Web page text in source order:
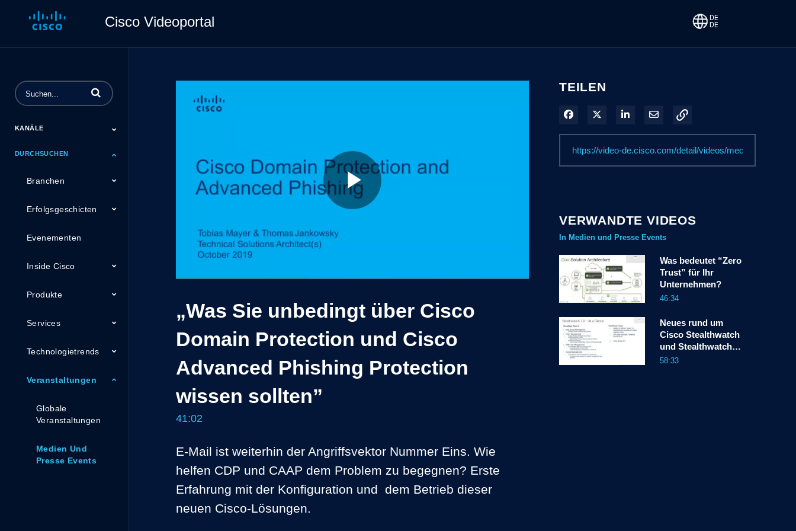
Cisco Videoportal
Begriffe eingeben, um nach Videos zu suchen
KANÄLE
Cisco Connect
DeutschlandDigital
Engage Webinare
Universities
DURCHSUCHEN
Branchen
Erfolgsgeschicten
Evenementen
Inside Cisco
Produkte
Services
Technologietrends
Veranstaltungen
Globale
Veranstaltungen
Medien Und
Presse Events
Play
„Was Sie unbedingt über Cisco
Domain Protection und Cisco
Advanced Phishing Protection
wissen sollten”
41:02
E-Mail ist weiterhin der Angriffsvektor Nummer Eins. Wie
helfen CDP und CAAP dem Problem zu begegnen? Erste
Erfahrung mit der Konfiguration und  dem Betrieb dieser
neuen Cisco-Lösungen.
TEILEN
In Facebook freigeben
Teilen auf XIn LinkedIn teilen
Per E-Mail teilen
VERWANDTE VIDEOS
In Medien und Presse Events
Was bedeutet “Zero
Trust” für Ihr
Unternehmen?
46:34
Neues rund um
Cisco Stealthwatch
und Stealthwatch
Cloud
58:33